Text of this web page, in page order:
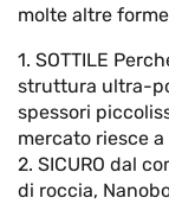
molte altre
1. SOTTILE
struttura ultra-
spessori
mercato riesce
2. SICURO dal
di roccia,